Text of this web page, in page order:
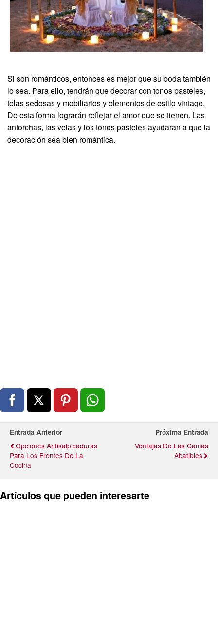
Si son románticos, entonces es mejor que su boda también
lo sea. Para ello, tendrán que decorar con tonos pasteles,
telas sedosas y mobiliarios y elementos de estilo vintage.
De esta forma lograrán reflejar el amor que se tienen. Las
antorchas, las velas y los tonos pasteles ayudarán a que la
decoración sea bien romántica.
Entrada Anterior
Opciones Antisalpicaduras
Para Los Frentes De La
Cocina
Próxima Entrada
Ventajas De Las Camas
Abatibles
Artículos que pueden interesarte